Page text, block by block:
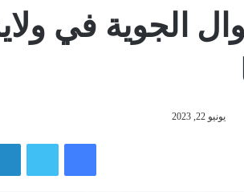
يونيو 22, 2023
فيسبوك